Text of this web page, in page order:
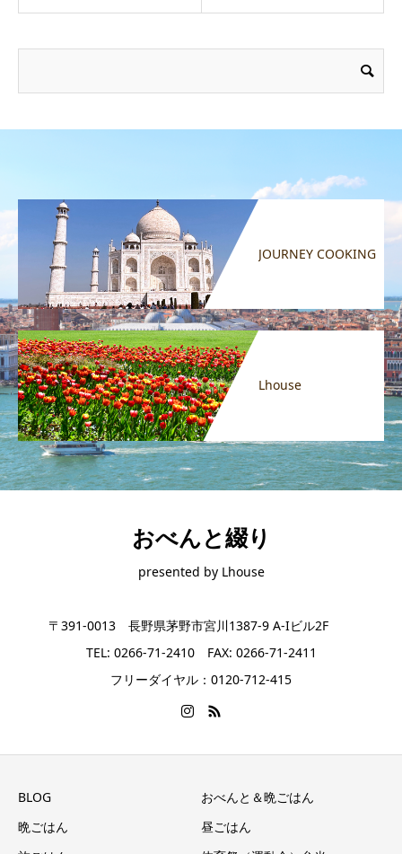
JOURNEY COOKING
Lhouse
おべんと綴り
presented by Lhouse
〒391-0013 長野県茅野市宮川1387-9 A-Iビル2F
TEL: 0266-71-2410 FAX: 0266-71-2411
フリーダイヤル：0120-712-415
BLOG
おべんと＆晩ごはん
晩ごはん
昼ごはん